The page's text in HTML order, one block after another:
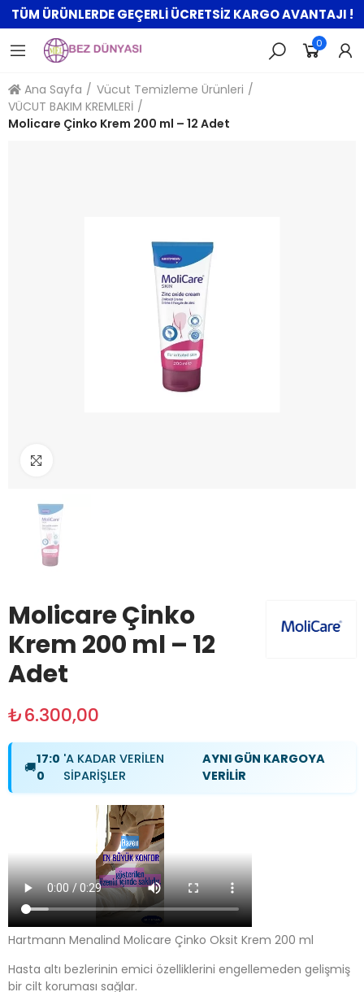
TÜM ÜRÜNLERDE GEÇERLİ ÜCRETSİZ KARGO AVANTAJI !
0
Ana Sayfa
Vücut Temizleme Ürünleri
VÜCUT BAKIM KREMLERİ
Molicare Çinko Krem 200 ml – 12 Adet
Molicare Çinko
Krem 200 ml – 12
Adet
₺6.300,00
🚚
17:0
0
'A KADAR VERİLEN
SİPARİŞLER
AYNI GÜN KARGOYA
VERİLİR
Hartmann Menalind Molicare Çinko Oksit Krem 200 ml
Hasta altı bezlerinin emici özelliklerini engellemeden gelişmiş
bir cilt koruması sağlar.